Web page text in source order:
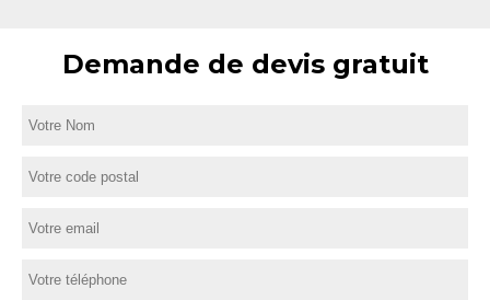
Demande de devis gratuit